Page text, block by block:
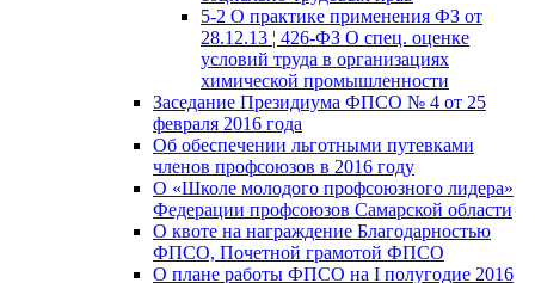
5-2 О практике применения ФЗ от
28.12.13 ¦ 426-ФЗ О спец. оценке
условий труда в организациях
химической промышленности
Заседание Президиума ФПСО № 4 от 25
февраля 2016 года
Об обеспечении льготными путевками
членов профсоюзов в 2016 году
О «Школе молодого профсоюзного лидера»
Федерации профсоюзов Самарской области
О квоте на награждение Благодарностью
ФПСО, Почетной грамотой ФПСО
О плане работы ФПСО на I полугодие 2016